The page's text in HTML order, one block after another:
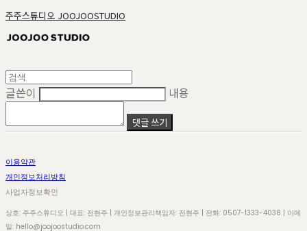
주주스튜디오 JOOJOOSTUDIO
글쓴이 내용
댓글 쓰기
이용약관
개인정보처리방침
사업자정보확인
상호: 주주스튜디오 | 대표: 전현주 | 개인정보관리책임자: 전현주 | 전화: 0507-1333-4038 | 이메
일: hello@joojoostudio.com